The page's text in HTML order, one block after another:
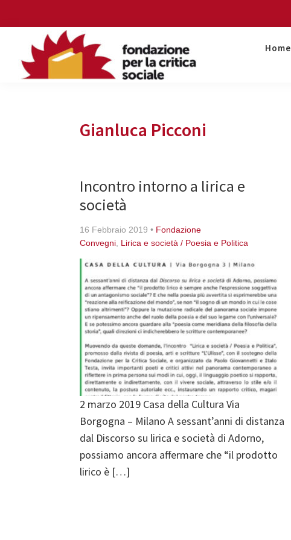
to
primary
navigation
to
content
to
primary
sidebar
to
Home
Gianluca Picconi
Incontro intorno a lirica e
società
16 Febbraio 2019 • Fondazione
Convegni Lirica e società / Poesia e Politica
2 marzo 2019 Casa della Cultura Via
Borgogna – Milano A sessant’anni di distanza
dal Discorso su lirica e società di Adorno,
possiamo ancora affermare che “il prodotto
lirico è […]